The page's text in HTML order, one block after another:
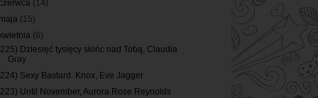
(14)
(15)
(6)
Dziesięć tysięcy słońc nad Tobą, Claudia
Gray
Sexy Bastard. Knox, Eve Jagger
Until November, Aurora Rose Reynolds